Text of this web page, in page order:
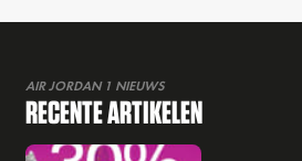
AIR JORDAN 1 NIEUWS
RECENTE ARTIKELEN